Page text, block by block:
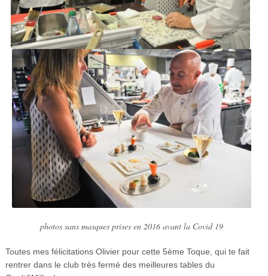
photos sans masques prises en 2016 avant la Covid 19
Toutes mes félicitations Olivier pour cette 5ème Toque, qui te fait
rentrer dans le club très fermé des meilleures tables du